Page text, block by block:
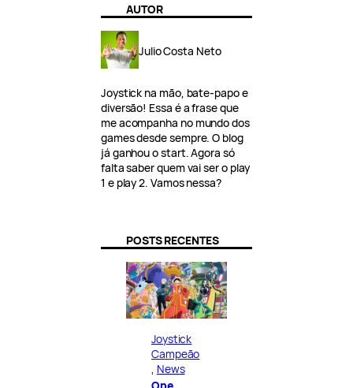
AUTOR
Julio Costa Neto
Joystick na mão, bate-papo e
diversão! Essa é a frase que
me acompanha no mundo dos
games desde sempre. O blog
já ganhou o start. Agora só
falta saber quem vai ser o play
1 e play 2. Vamos nessa?
POSTS RECENTES
Joystick
Campeão
News
One